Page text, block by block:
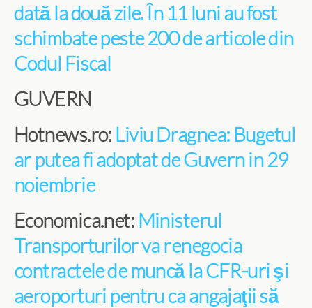
dată la două zile. În 11 luni au fost
schimbate peste 200 de articole din
Codul Fiscal
GUVERN
Hotnews.ro: Liviu Dragnea: Bugetul
ar putea fi adoptat de Guvern in 29
noiembrie
Economica.net: Ministerul
Transporturilor va renegocia
contractele de muncă la CFR-uri şi
aeroporturi pentru ca angajaţii să